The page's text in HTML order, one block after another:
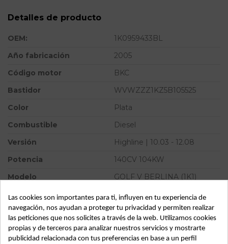
Detalles de producto
OEM:
1K0959433BL
Año fabricación
2005
Código motor
BKC
Bastidor
WVWZZZ1KZ5B105525
Color
Plata
Combustible
Diesel
Versión
Highline | 10.03 - 12.08
Potencia
140CV 104KW
Modelo
GOLF V BERLINA (1K1)
Tipo vehículo
Turismo
Almacén
49349
SubAlmacén
395
Las cookies son importantes para ti, influyen en tu experiencia de
navegación, nos ayudan a proteger tu privacidad y permiten realizar
las peticiones que nos solicites a través de la web. Utilizamos cookies
propias y de terceros para analizar nuestros servicios y mostrarte
publicidad relacionada con tus preferencias en base a un perfil